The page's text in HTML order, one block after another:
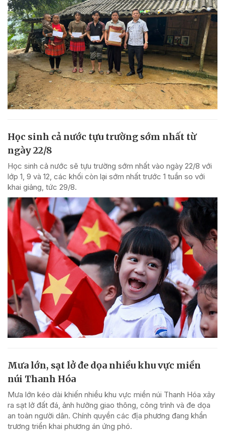
Học sinh cả nước tựu trường sớm nhất từ
ngày 22/8
Học sinh cả nước sẽ tựu trường sớm nhất vào ngày 22/8 với
lớp 1, 9 và 12, các khối còn lại sớm nhất trước 1 tuần so với
khai giảng, tức 29/8.
Mưa lớn, sạt lở đe dọa nhiều khu vực miền
núi Thanh Hóa
Mưa lớn kéo dài khiến nhiều khu vực miền núi Thanh Hóa xảy
ra sạt lở đất đá, ảnh hưởng giao thông, công trình và đe dọa
an toàn người dân. Chính quyền các địa phương đang khẩn
trương triển khai phương án ứng phó.